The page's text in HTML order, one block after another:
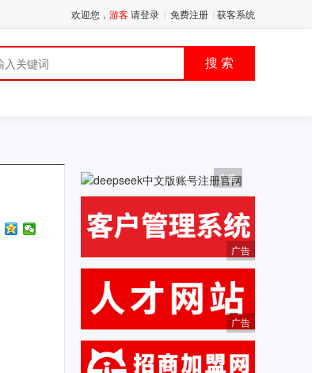
欢迎您， 游客请登录 免费注册 获客系统
搜 索
广告
广告
广告